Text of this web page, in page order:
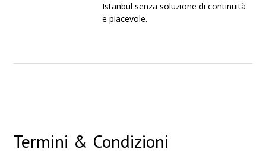
Istanbul senza soluzione di continuità
e piacevole.
Termini & Condizioni